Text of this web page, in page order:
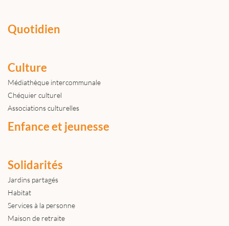
Quotidien
Culture
Médiathèque intercommunale
Chéquier culturel
Associations culturelles
Enfance et jeunesse
Solidarités
Jardins partagés
Habitat
Services à la personne
Maison de retraite